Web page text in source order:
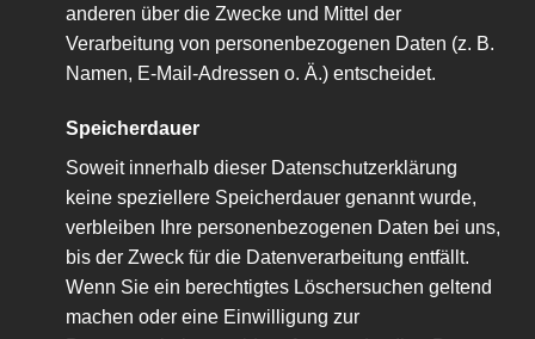
anderen über die Zwecke und Mittel der
Verarbeitung von personenbezogenen Daten (z. B.
Namen, E-Mail-Adressen o. Ä.) entscheidet.
Speicherdauer
Soweit innerhalb dieser Datenschutzerklärung
keine speziellere Speicherdauer genannt wurde,
verbleiben Ihre personenbezogenen Daten bei uns,
bis der Zweck für die Datenverarbeitung entfällt.
Wenn Sie ein berechtigtes Löschersuchen geltend
machen oder eine Einwilligung zur